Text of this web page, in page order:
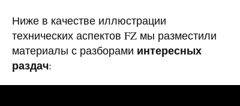
Ниже в качестве иллюстрации
технических аспектов FZ мы разместили
материалы с разборами интересных
раздач: